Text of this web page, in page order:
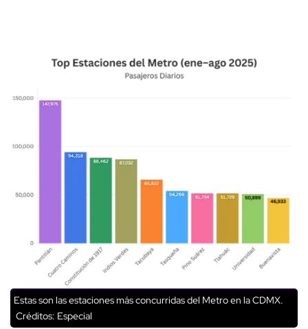
Estas son las estaciones más concurridas del Metro en la CDMX.
Créditos: Especial